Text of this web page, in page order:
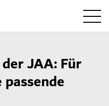
JAA: Für